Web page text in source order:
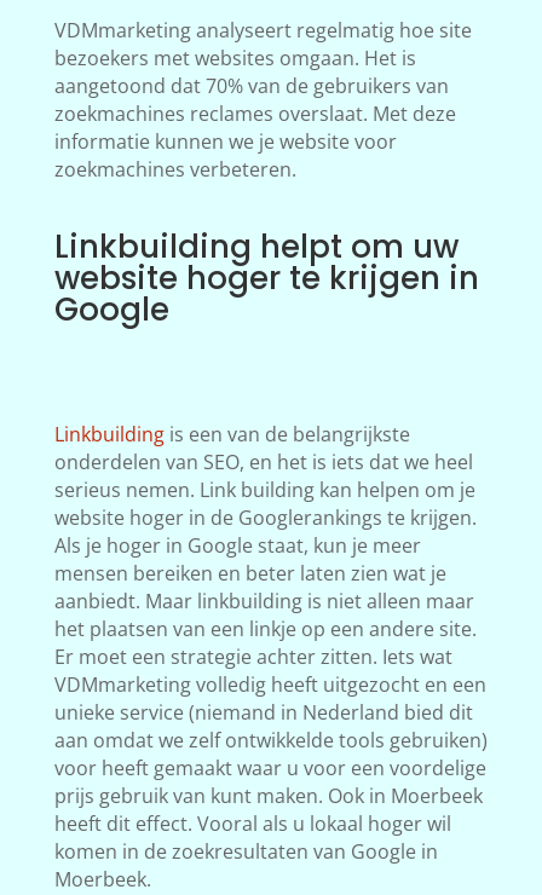
VDMmarketing analyseert regelmatig hoe site
bezoekers met websites omgaan. Het is
aangetoond dat 70% van de gebruikers van
zoekmachines reclames overslaat. Met deze
informatie kunnen we je website voor
zoekmachines verbeteren.
Linkbuilding helpt om uw
website hoger te krijgen in
Google
Linkbuildingis een van de belangrijkste
onderdelen van SEO, en het is iets dat we heel
serieus nemen. Link building kan helpen om je
website hoger in de Googlerankings te krijgen.
Als je hoger in Google staat, kun je meer
mensen bereiken en beter laten zien wat je
aanbiedt. Maar linkbuilding is niet alleen maar
het plaatsen van een linkje op een andere site.
Er moet een strategie achter zitten. Iets wat
VDMmarketing volledig heeft uitgezocht en een
unieke service (niemand in Nederland bied dit
aan omdat we zelf ontwikkelde tools gebruiken)
voor heeft gemaakt waar u voor een voordelige
prijs gebruik van kunt maken. Ook in Moerbeek
heeft dit effect. Vooral als u lokaal hoger wil
komen in de zoekresultaten van Google in
Moerbeek.